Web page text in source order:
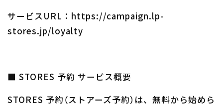
サービスURL：https://campaign.lp-
stores.jp/loyalty
■ STORES 予約 サービス概要
STORES 予約（ストアーズ予約）は、無料から始めら